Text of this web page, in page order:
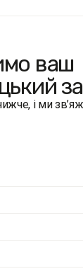
ваш
і ми